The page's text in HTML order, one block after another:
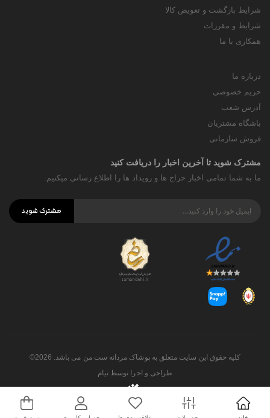
شرایط بازگشت و تعویض کالا
شرایط و مقررات
همکاری با ما
درباره ما
حریم خصوصی
آدرس شعب
باشگاه مشتریان
فروش سازمانی
مشترک شوید تا آخرین اخبار را دریافت کنید
ما به شما تمامی اخبار حراج ها و رویداد ها را اطلاع رسانی میکنیم.
مشترک شوید
کلیه حقوق این سایت متعلق به پوشاک مردانه ست من می باشد. 2026©
طراحی و اجرا توسط تیام